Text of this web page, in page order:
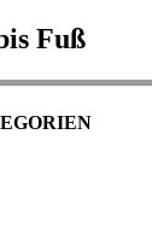
Fuß